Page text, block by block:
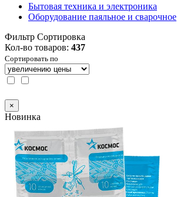
Бытовая техника и электроника
Оборудование паяльное и сварочное
Фильтр Сортировка
Кол-во товаров: 437
Сортировать по
×
Новинка